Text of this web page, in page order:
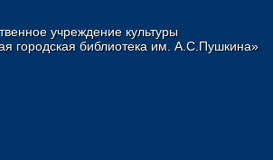
учреждение культуры
городская библиотека им. А.С.Пушкина»